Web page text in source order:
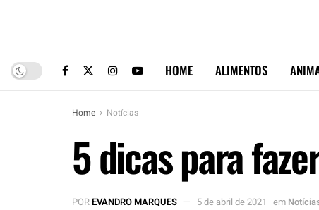
HOME ALIMENTOS
Home Notícias
5 dicas para
POREVANDRO MARQUES 5 de abril de 2021 em